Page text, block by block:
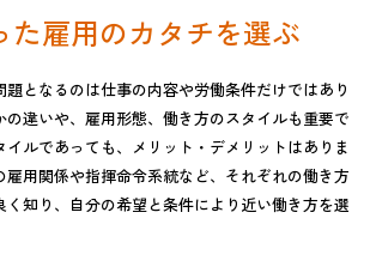
た雇用のカタチを選ぶ
となるのは仕事の内容や労働条件だけではあり
の違いや、雇用形態、働き方のスタイルも重要で
イルであっても、メリット・デメリットはありま
雇用関係や指揮命令系統など、それぞれの働き方
く知り、自分の希望と条件により近い働き方を選